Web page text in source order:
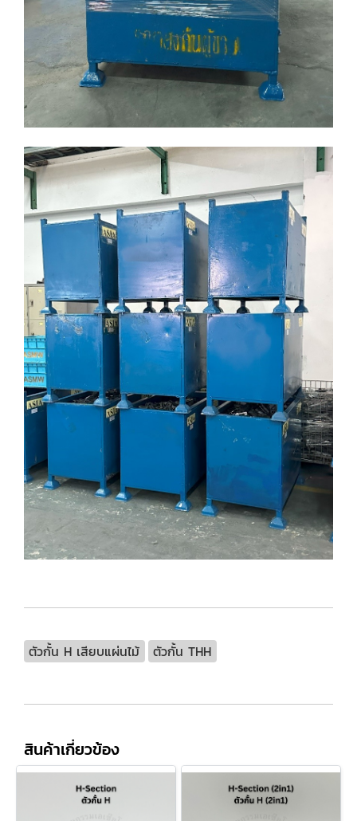
ตัวกั้น H เสียบแผ่นไม้ ตัวกั้น THH
สินค้าเกี่ยวข้อง